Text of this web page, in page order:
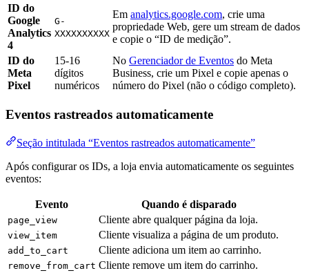
ID do
Google
Analytics
4
G-
XXXXXXXXXX
Em analytics.google.com, crie uma
propriedade Web, gere um stream de dados
e copie o “ID de medição”.
ID do
Meta
Pixel
15-16
dígitos
numéricos
No Gerenciador de Eventos do Meta
Business, crie um Pixel e copie apenas o
número do Pixel (não o código completo).
Eventos rastreados automaticamente
Seção intitulada “Eventos rastreados automaticamente”
Após configurar os IDs, a loja envia automaticamente os seguintes
eventos:
Evento Quando é disparado
page_view Cliente abre qualquer página da loja.
view_item Cliente visualiza a página de um produto.
add_to_cart Cliente adiciona um item ao carrinho.
remove_from_cart Cliente remove um item do carrinho.